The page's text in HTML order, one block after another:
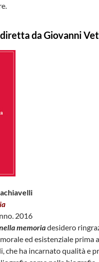
da Giovanni
2016
memoriadesidero
ed esistenziale prima
che ha incarnato qualità e